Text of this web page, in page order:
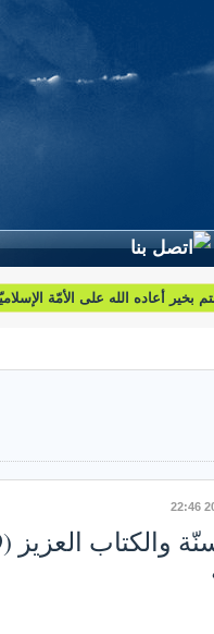
اتّصلوا بنا على البريد التّالي: